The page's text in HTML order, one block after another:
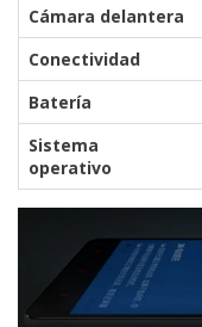
Cámara delantera
Conectividad
Batería
Sistema
operativo